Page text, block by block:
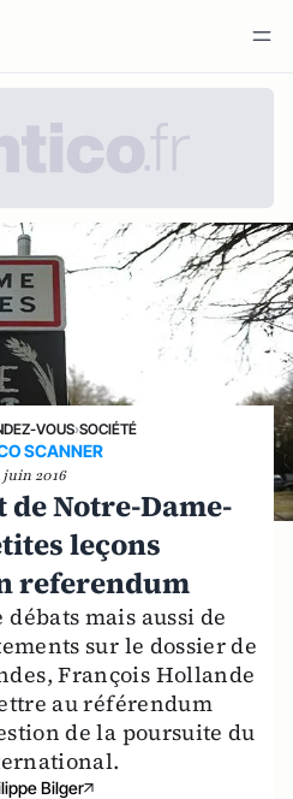
VOUS›SOCIÉTÉ
SCANNER
juin 2016
Notre-Dame-
leçons
referendum
débats mais aussi de
sur le dossier de
François Hollande
au référendum
de la poursuite du
Bilger